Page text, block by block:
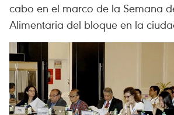
cabo en el marco de la Semana
Alimentaria del bloque en la